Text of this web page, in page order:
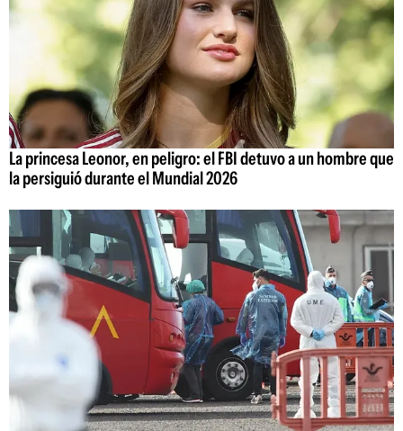
La princesa Leonor, en peligro: el FBI detuvo a un hombre que
la persiguió durante el Mundial 2026